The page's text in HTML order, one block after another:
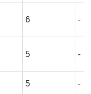
6 -
5 -
5 -